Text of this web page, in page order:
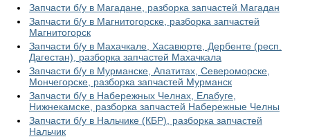
Запчасти б/у в Магадане, разборка запчастей Магадан
Запчасти б/у в Магнитогорске, разборка запчастей
Магнитогорск
Запчасти б/у в Махачкале, Хасавюрте, Дербенте (респ.
Дагестан), разборка запчастей Махачкала
Запчасти б/у в Мурманске, Апатитах, Североморске,
Мончегорске, разборка запчастей Мурманск
Запчасти б/у в Набережных Челнах, Елабуге,
Нижнекамске, разборка запчастей Набережные Челны
Запчасти б/у в Нальчике (КБР), разборка запчастей
Нальчик